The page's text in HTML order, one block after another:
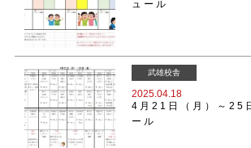
ュール
武雄校舎
2025.04.18
4月21日（月）～25
ール